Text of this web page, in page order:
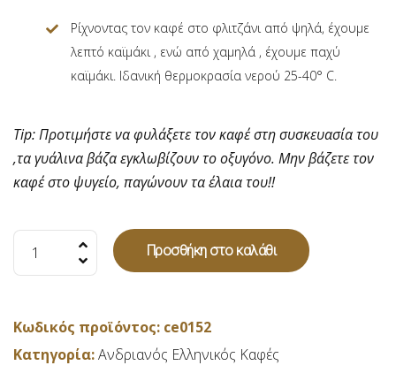
Ρίχνοντας τον καφέ στο φλιτζάνι από ψηλά, έχουμε
λεπτό καϊμάκι , ενώ από χαμηλά , έχουμε παχύ
καϊμάκι. Ιδανική θερμοκρασία νερού 25-40° C.
Tip: Προτιμήστε να φυλάξετε τον καφέ στη συσκευασία του
,τα γυάλινα βάζα εγκλωβίζουν το οξυγόνο. Μην βάζετε τον
καφέ στο ψυγείο, παγώνουν τα έλαια του!!
-
300gr
Προσθήκη στο καλάθι
Κωδικός προϊόντος: ce0152
Κατηγορία:Ανδριανός Ελληνικός Καφές